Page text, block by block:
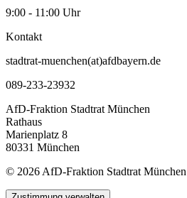
9:00 - 11:00 Uhr
Kontakt
stadtrat-muenchen(at)afdbayern.de
089-233-23932
AfD-Fraktion Stadtrat München
Rathaus
Marienplatz 8
80331 München
© 2026 AfD-Fraktion Stadtrat München